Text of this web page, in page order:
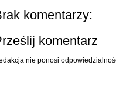
komentarzy:
komentarz
nie ponosi